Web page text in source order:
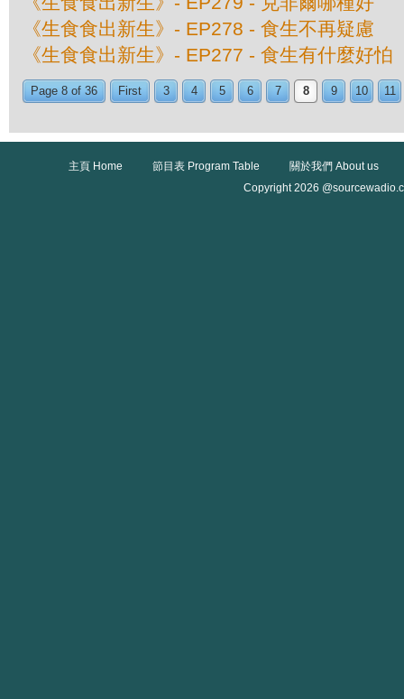
《生食食出新生》- EP278 - 食生不再疑慮
《生食食出新生》- EP277 - 食生有什麼好怕
Page 8 of 36 First 3 4 5 6 7 8 9 10 11
主頁 Home 節目表 Program Table
關於我們 About us
Copyright 2026